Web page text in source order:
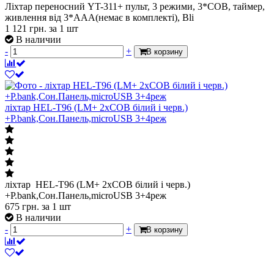
Ліхтар переносний YT-311+ пульт, 3 режими, 3*COB, таймер,
живлення від 3*ААА(немає в комплекті), Bli
1 121 грн. за 1 шт
В наличии
-
+ В корзину
ліхтар HEL-T96 (LM+ 2хCOB білий і черв.)
+P.bank,Сон.Панель,microUSB 3+4реж
ліхтар HEL-T96 (LM+ 2хCOB білий і черв.)
+P.bank,Сон.Панель,microUSB 3+4реж
675 грн. за 1 шт
В наличии
-
+ В корзину